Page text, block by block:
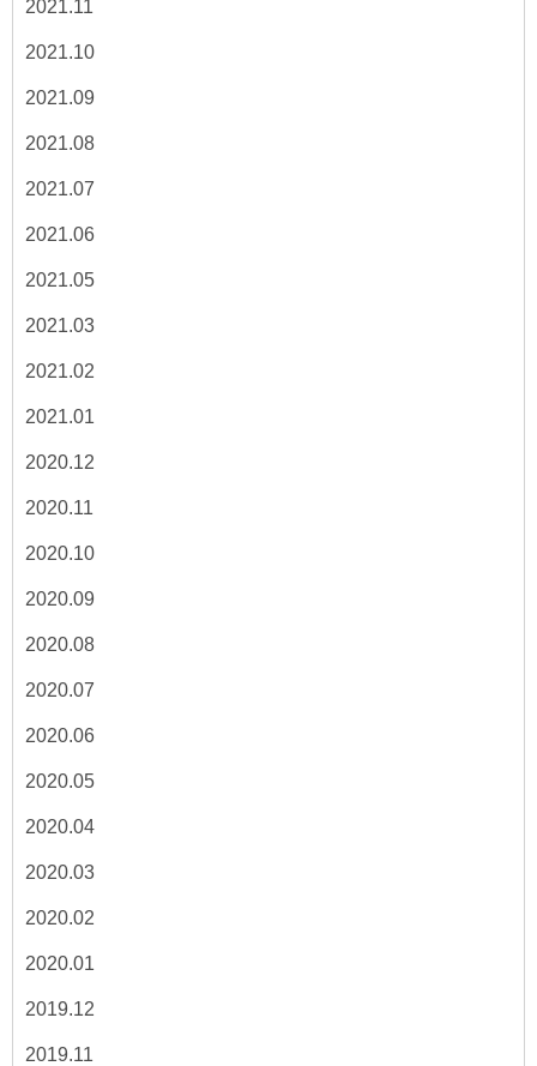
2021.11
2021.10
2021.09
2021.08
2021.07
2021.06
2021.05
2021.03
2021.02
2021.01
2020.12
2020.11
2020.10
2020.09
2020.08
2020.07
2020.06
2020.05
2020.04
2020.03
2020.02
2020.01
2019.12
2019.11